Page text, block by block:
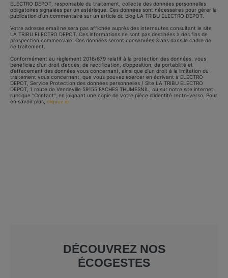
ELECTRO DEPOT, responsable du traitement, collecte des données personnelles
obligatoires signalées par un astérisque. Ces données sont nécessaires pour gérer la
publication d’un commentaire sur un article du blog LA TRIBU ELECTRO DEPOT.
Votre adresse email ne sera pas affichée auprès des internautes consultant le site
LA TRIBU ELECTRO DEPOT. Ces informations ne sont pas destinées à des fins de
prospection commerciale. Ces données seront conservées 3 ans dans le cadre de
ce traitement.
Conformément au règlement 2016/679 relatif à la protection des données, vous
bénéficiez d’un droit d’accès, de rectification, d’opposition, de portabilité et
d’effacement des données vous concernant, ainsi que d’un droit à la limitation du
traitement vous concernant, que vous pouvez exercer en écrivant à ELECTRO
DEPOT, Service Protection des données personnelles / Site LA TRIBU ELECTRO
DEPOT, 1 route de Vendeville 59155 FACHES THUMESNIL, ou sur notre site internet
rubrique “Contact”, en joignant une copie de votre pièce d’identité recto-verso. Pour
en savoir plus, cliquez ici
DÉCOUVREZ NOS
ÉCOGESTES